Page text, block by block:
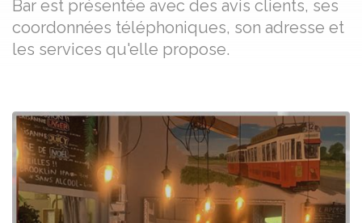
Bar est présentée avec des avis clients, ses
coordonnées téléphoniques, son adresse et
les services qu'elle propose.